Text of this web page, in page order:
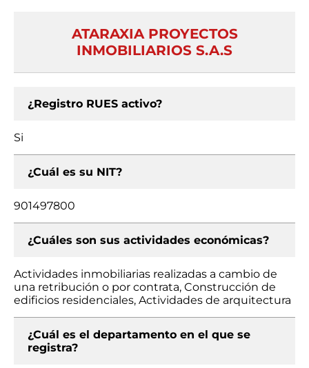
ATARAXIA PROYECTOS
INMOBILIARIOS S.A.S
¿Registro RUES activo?
Si
¿Cuál es su NIT?
901497800
¿Cuáles son sus actividades económicas?
Actividades inmobiliarias realizadas a cambio de
una retribución o por contrata, Construcción de
edificios residenciales, Actividades de arquitectura
¿Cuál es el departamento en el que se
registra?